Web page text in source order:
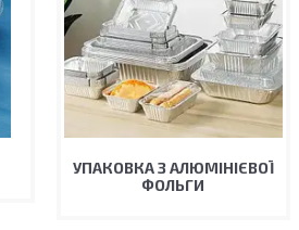
УПАКОВКА З АЛЮМІНІЄВОЇ
ФОЛЬГИ